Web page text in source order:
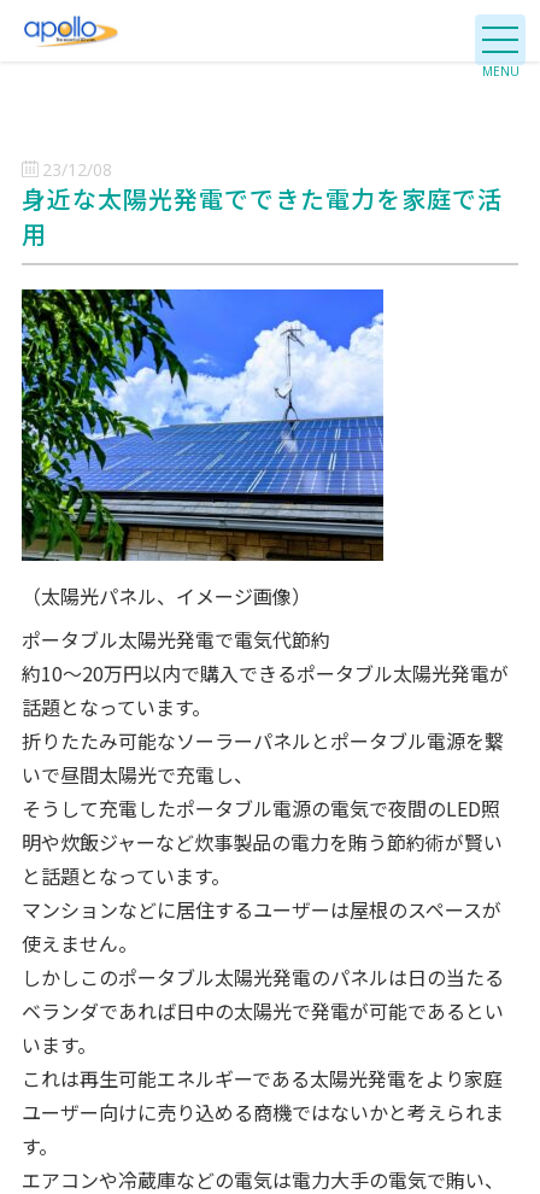
23/12/08
身近な太陽光発電でできた電力を家庭で活
用
（太陽光パネル、イメージ画像）
ポータブル太陽光発電で電気代節約
約10～20万円以内で購入できるポータブル太陽光発電が
話題となっています。
折りたたみ可能なソーラーパネルとポータブル電源を繋
いで昼間太陽光で充電し、
そうして充電したポータブル電源の電気で夜間のLED照
明や炊飯ジャーなど炊事製品の電力を賄う節約術が賢い
と話題となっています。
マンションなどに居住するユーザーは屋根のスペースが
使えません。
しかしこのポータブル太陽光発電のパネルは日の当たる
ベランダであれば日中の太陽光で発電が可能であるとい
います。
これは再生可能エネルギーである太陽光発電をより家庭
ユーザー向けに売り込める商機ではないかと考えられま
す。
エアコンや冷蔵庫などの電気は電力大手の電気で賄い、